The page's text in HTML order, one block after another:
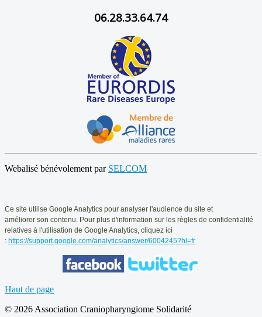
06.28.33.64.74
Webalisé bénévolement par SELCOM
Ce site utilise Google Analytics pour analyser l'audience du site et
améliorer son contenu. Pour plus d'information sur les règles de confidentialité
relatives à l'utilisation de Google Analytics, cliquez ici
: https://support.google.com/analytics/answer/6004245?hl=fr
Haut de page
© 2026 Association Craniopharyngiome Solidarité